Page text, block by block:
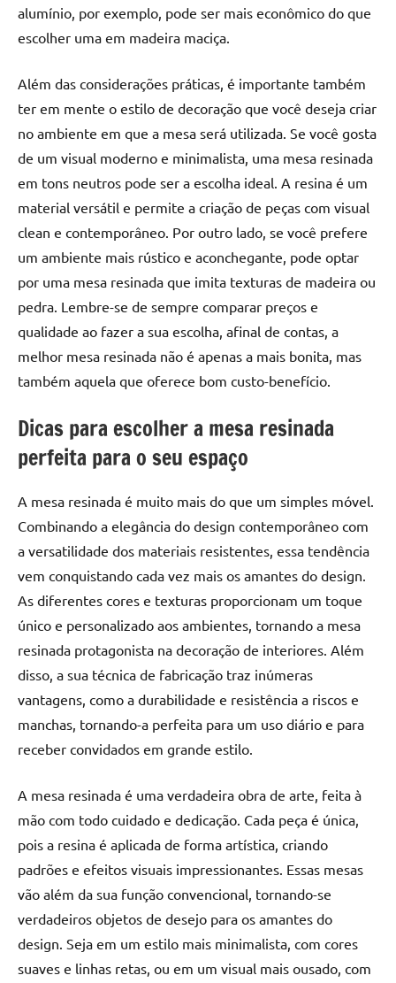
alumínio, por exemplo, pode ser mais econômico do que
escolher uma em madeira maciça.
Além das considerações práticas, é importante também
ter em mente o estilo de decoração que você deseja criar
no ambiente em que a mesa será utilizada. Se você gosta
de um visual moderno e minimalista, uma mesa resinada
em tons neutros pode ser a escolha ideal. A resina é um
material versátil e permite a criação de peças com visual
clean e contemporâneo. Por outro lado, se você prefere
um ambiente mais rústico e aconchegante, pode optar
por uma mesa resinada que imita texturas de madeira ou
pedra. Lembre-se de sempre comparar preços e
qualidade ao fazer a sua escolha, afinal de contas, a
melhor mesa resinada não é apenas a mais bonita, mas
também aquela que oferece bom custo-benefício.
Dicas para escolher a mesa resinada
perfeita para o seu espaço
A mesa resinada é muito mais do que um simples móvel.
Combinando a elegância do design contemporâneo com
a versatilidade dos materiais resistentes, essa tendência
vem conquistando cada vez mais os amantes do design.
As diferentes cores e texturas proporcionam um toque
único e personalizado aos ambientes, tornando a mesa
resinada protagonista na decoração de interiores. Além
disso, a sua técnica de fabricação traz inúmeras
vantagens, como a durabilidade e resistência a riscos e
manchas, tornando-a perfeita para um uso diário e para
receber convidados em grande estilo.
A mesa resinada é uma verdadeira obra de arte, feita à
mão com todo cuidado e dedicação. Cada peça é única,
pois a resina é aplicada de forma artística, criando
padrões e efeitos visuais impressionantes. Essas mesas
vão além da sua função convencional, tornando-se
verdadeiros objetos de desejo para os amantes do
design. Seja em um estilo mais minimalista, com cores
suaves e linhas retas, ou em um visual mais ousado, com